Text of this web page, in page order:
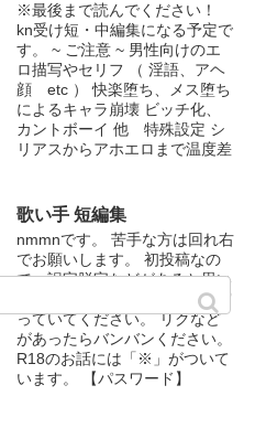
※最後まで読んでください！
kn受け短・中編集になる予定で
す。 ~ ご注意 ~ 男性向けのエ
ロ描写やセリフ （ 淫語、アヘ
顔 etc ） 快楽堕ち、メス堕ち
によるキャラ崩壊 ビッチ化、
カントボーイ 他 特殊設定 シ
リアスからアホエロまで温度差
〇〇〇( 数字6桁 )
歌い手 短編集
nmmnです。 苦手な方は回れ右
でお願いします。 初投稿なの
で、誤字脱字などがあると思い
ますが、暖かく仏のように見守
っていてください。 リクなど
があったらバンバンください。
R18のお話には「※」がついて
います。 【パスワード】